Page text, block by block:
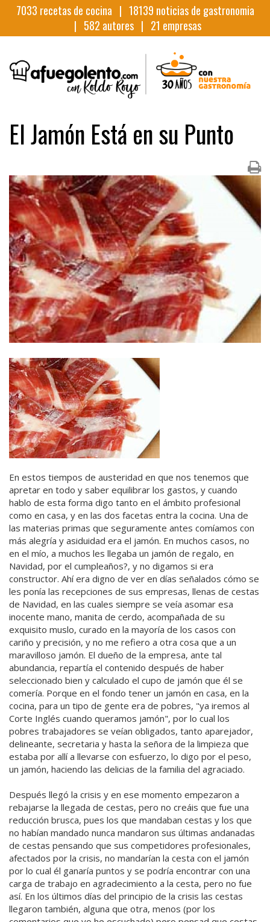
7033 recetas de cocina | 18139 noticias de gastronomia
| 582 autores | 21 empresas
El Jamón Está en su Punto
En estos tiempos de austeridad en que nos tenemos que
apretar en todo y saber equilibrar los gastos, y cuando
hablo de esta forma digo tanto en el ámbito profesional
como en casa, y en las dos facetas entra la cocina. Una de
las materias primas que seguramente antes comíamos con
más alegría y asiduidad era el jamón. En muchos casos, no
en el mío, a muchos les llegaba un jamón de regalo, en
Navidad, por el cumpleaños?, y no digamos si era
constructor. Ahí era digno de ver en días señalados cómo se
les ponía las recepciones de sus empresas, llenas de cestas
de Navidad, en las cuales siempre se veía asomar esa
inocente mano, manita de cerdo, acompañada de su
exquisito muslo, curado en la mayoría de los casos con
cariño y precisión, y no me refiero a otra cosa que a un
maravilloso jamón. El dueño de la empresa, ante tal
abundancia, repartía el contenido después de haber
seleccionado bien y calculado el cupo de jamón que él se
comería. Porque en el fondo tener un jamón en casa, en la
cocina, para un tipo de gente era de pobres, "ya iremos al
Corte Inglés cuando queramos jamón", por lo cual los
pobres trabajadores se veían obligados, tanto aparejador,
delineante, secretaria y hasta la señora de la limpieza que
estaba por allí a llevarse con esfuerzo, lo digo por el peso,
un jamón, haciendo las delicias de la familia del agraciado.
Después llegó la crisis y en ese momento empezaron a
rebajarse la llegada de cestas, pero no creáis que fue una
reducción brusca, pues los que mandaban cestas y los que
no habían mandado nunca mandaron sus últimas andanadas
de cestas pensando que sus competidores profesionales,
afectados por la crisis, no mandarían la cesta con el jamón
por lo cual él ganaría puntos y se podría encontrar con una
carga de trabajo en agradecimiento a la cesta, pero no fue
así. En los últimos días del principio de la crisis las cestas
llegaron también, alguna que otra, menos (por los